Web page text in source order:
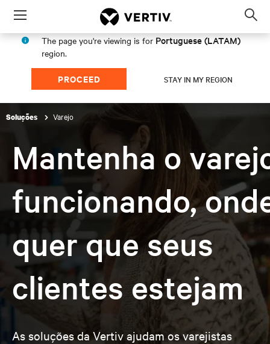
Menu
The page you're viewing is for Portuguese (LATAM)
region.
PROCEED STAY IN MY REGION
Soluções Varejo
Mantenha o
funcionando,
quer que seus
clientes estejam
As soluções da Vertiv ajudam os varejistas